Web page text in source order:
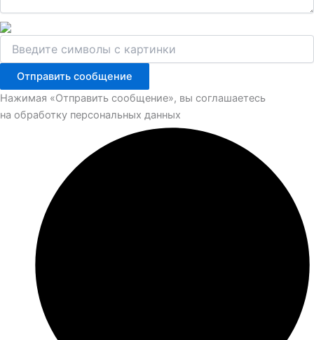
Отправить сообщение
Нажимая «Отправить сообщение», вы соглашаетесь
на обработку персональных данных